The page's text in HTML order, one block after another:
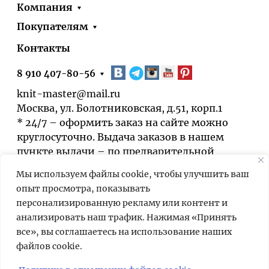
Мы используем файлы cookie, чтобы улучшить ваш
опыт просмотра, показывать
персонализированную рекламу или контент и
анализировать наш трафик. Нажимая «Принять
все», вы соглашаетесь на использование наших
файлов cookie.
Компания
Покупателям
Контакты
8 910 407-80-56
knit-master@mail.ru
Москва, ул. Болотниковская, д.51, корп.1
* 24/7 – оформить заказ на сайте можно
круглосуточно. Выдача заказов в нашем
пункте выдачи – по предварительной
Мы используем cookies для быстрой и
удобной работы сайта. Продолжая